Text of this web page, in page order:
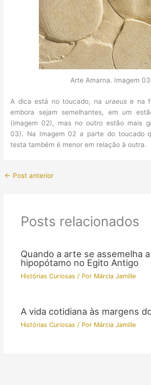
Arte Amarna. Imagem 03
A dica está no toucado, na uraeuse na
embora sejam semelhantes, em um
(imagem 02), mas no outro estão mais
03). Na Imagem 02 a parte do toucado
testa também é menor em relação à outra.
← Post anterior
Posts relacionados
Quando a arte se assemelha
hipopótamo no Egito Antigo
Histórias Curiosas / Por Márcia Jamille
A vida cotidiana às margens
Histórias Curiosas / Por Márcia Jamille